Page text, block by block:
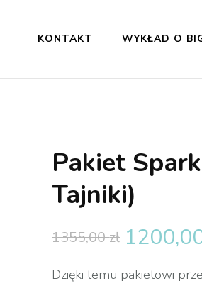
KONTAKT WYKŁAD O
Pakiet
Tajniki)
1355,00zł
Dzięki temu pakietowi